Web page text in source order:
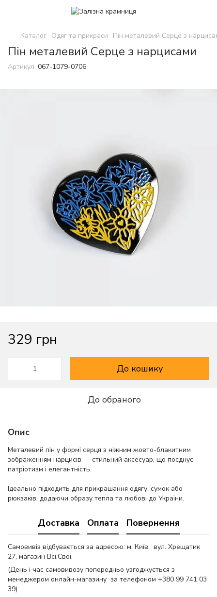
Каталог Одяг та прикраси Пін металевий Серце з
Пін металевий Серце з нарцисами
Артикул: 067-1079-0706
329 грн
До кошику
До обраного
Опис
Металевий пін у формі серця з ніжним жовто-блакитним
зображенням нарцисів — стильний аксесуар, що поєднує
патріотизм і елегантність.
Ідеально підходить для прикрашання одягу, сумок або
рюкзаків, додаючи образу тепла та любові до України.
Доставка Оплата Повернення
Самовивіз відбувається за адресою: м. Київ, вул. Хрещатик
27, магазин Всі.Свої.
(День і час самовивозу попередньо узгоджується з
менеджером онлайн-магазину за телефоном +380 99 741 03
39)